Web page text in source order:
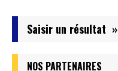
Saisir un résultat »
NOS PARTENAIRES